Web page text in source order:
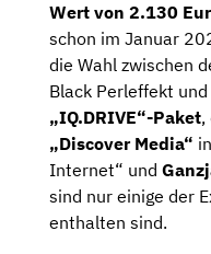
Wert von 2.130
schon im Januar
die Wahl zwischen
Black Perleffekt
„IQ.DRIVE“-Paket,
„Discover Media“
Internet“ und
sind nur einige der
enthalten sind.